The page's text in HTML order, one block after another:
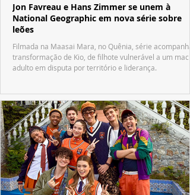
Jon Favreau e Hans Zimmer se unem à
National Geographic em nova série sobre
leões
Filmada na Maasai Mara, no Quênia, série acompanha
transformação de Kio, de filhote vulnerável a um
adulto em disputa por território e liderança.